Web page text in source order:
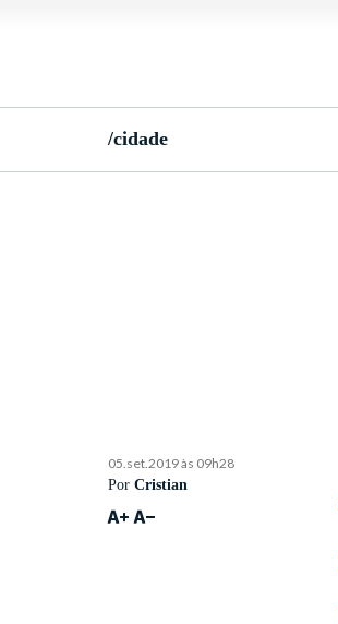
/cidade
05.set.2019 às 09h28
PorCristian